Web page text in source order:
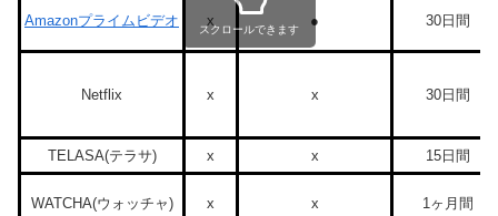
Amazonプライムビデオ x ● 30日間
Netflix x x 30日間
TELASA(テラサ) x x 15日間
WATCHA(ウォッチャ) x x 1ヶ月間
スクロールできます